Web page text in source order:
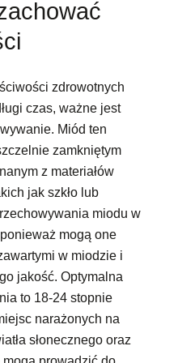
zdrowotnych
czas, ważne jest
Miód ten
zamkniętym
z materiałów
jak szkło lub
miodu w
mogą one
w miodzie i
jakość. Optymalna
to 18-24 stopnie
narażonych na
słonecznego oraz